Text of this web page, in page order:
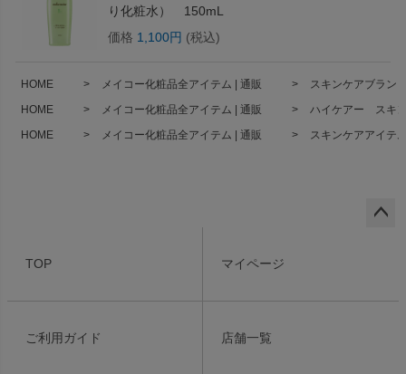
り化粧水） 150mL
価格 1,100円 (税込)
HOME メイコー化粧品全アイテム | 通販
スキンケアブラン
HOME
メイコー化粧品全アイテム | 通販
ハイケアー スキ
HOME
メイコー化粧品全アイテム | 通販 スキンケアアイテ
TOP マイページ
ご利用ガイド 店舗一覧